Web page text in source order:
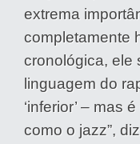
extrema
completamente
cronológica, ele
linguagem do
‘inferior’ – mas
como o jazz”,